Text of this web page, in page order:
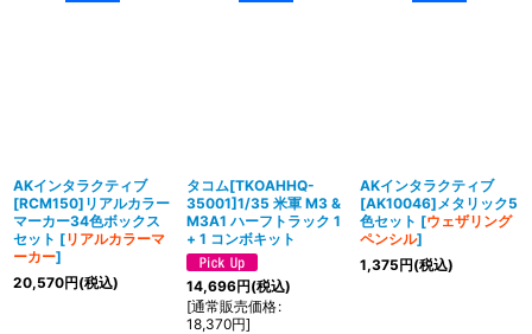
AKインタラクティブ
[RCM150]リアルカラー
マーカー34色ボックス
セット [リアルカラーマ
ーカー]
20,570円(税込)
タコム[TKOAHHQ-
35001]1/35 米軍 M3 &
M3A1 ハーフトラック 1
+ 1 コンボキット
14,696円(税込)
[通常販売価格:
18,370円]
AKインタラクティブ
[AK10046]メタリック5
色セット [ウェザリング
ペンシル]
1,375円(税込)